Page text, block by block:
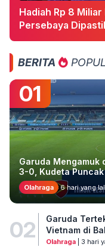
Hadiah Rp 8
Persebaya
BERITA
01
Garuda Mengamuk
3-0, Kudeta Puncak
Olahraga 6 hari yang
02
Garuda
Vietnam di
Olahraga| 3 hari